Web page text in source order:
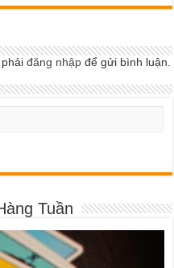
phảiđăng nhập để gửi bình luận.
Tuần